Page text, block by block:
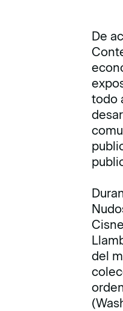
De
todo
del